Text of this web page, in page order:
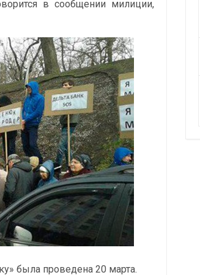
в сообщении милиции,
была проведена 20 марта.